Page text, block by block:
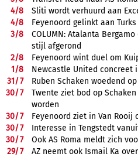
4/8
Sliti wordt verhuurd aan
4/8
Feyenoord gelinkt aan
3/8
COLUMN: Atalanta
stijl afgerond
2/8
Feyenoord wint duel om
1/8
Newcastle United concreet
31/7
Ruben Schaken woedend
30/7
Twente ziet bod op
worden
30/7
Feyenoord ziet in Van Rooij
30/7
Interesse in Tengstedt
30/7
Ook AS Roma meldt zich
29/7
AZ neemt ook Ismail Ka